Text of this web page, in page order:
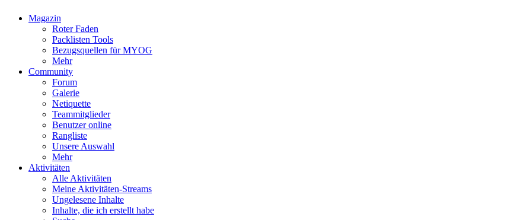
Magazin
Roter Faden
Packlisten Tools
Bezugsquellen für MYOG
Mehr
Community
Forum
Galerie
Netiquette
Teammitglieder
Benutzer online
Rangliste
Unsere Auswahl
Mehr
Aktivitäten
Alle Aktivitäten
Meine Aktivitäten-Streams
Ungelesene Inhalte
Inhalte, die ich erstellt habe